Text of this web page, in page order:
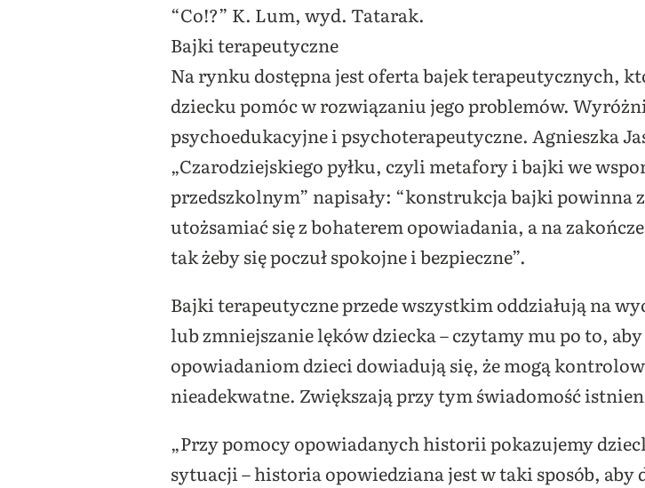
“Co!?” K. Lum, wyd. Tatarak.
Bajki terapeutyczne
Na rynku dostępna jest oferta bajek terapeutycznych,
dziecku pomóc w rozwiązaniu jego problemów.
psychoedukacyjne i psychoterapeutyczne. Agnieszka
„Czarodziejskiego pyłku, czyli metafory i bajki we
przedszkolnym” napisały: “konstrukcja bajki powinna
utożsamiać się z bohaterem opowiadania, a na
tak żeby się poczuł spokojne i bezpieczne”.
Bajki terapeutyczne przede wszystkim oddziałują na
lub zmniejszanie lęków dziecka – czytamy mu po to,
opowiadaniom dzieci dowiadują się, że mogą
nieadekwatne. Zwiększają przy tym świadomość
„Przy pomocy opowiadanych historii pokazujemy
sytuacji – historia opowiedziana jest w taki sposób, aby